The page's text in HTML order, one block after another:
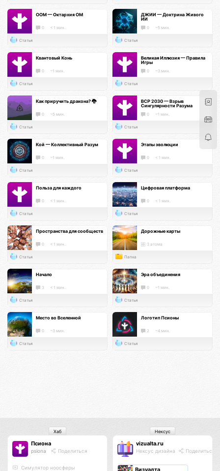
ООМ — Октархия ОМ
0 < 1 мин.
Статья
ДЖИИ — Доктрина Живого
ИИ
0 ~5 мин.
Статья
Квантовый Конь
0 ~1 мин.
Статья
Великая Иллюзия — Правила
Игры
0 ~3 мин.
Статья
Как приручить дракона? 🐉
0 ~5 мин.
Статья
ВСР 2030 — Взрыв
Сингулярности Разума
0 ~1 мин.
Статья
Кой — Коллективный Разум
0 ~1 мин.
Статья
Этапы эволюции
0 < 1 мин.
Статья
Польза для каждого
0 < 1 мин.
Статья
Цифровая платформа
0 < 1 мин.
Статья
Пространства для сообществ
0 < 1 мин.
Статья
Дорожные карты
3 атома
Папка
Начало
3 < 1 мин.
Статья
Эра объединения
0 ~1 мин.
Статья
Место во Вселенной
0 ~3 мин.
Статья
Логотип Псионы
2 ~4 мин.
Статья
Псиона
psiona Поделиться
Cимулятор ноосферы
Хаб
vizualta.ru
Нексус дизайна Поделиться
Нексус